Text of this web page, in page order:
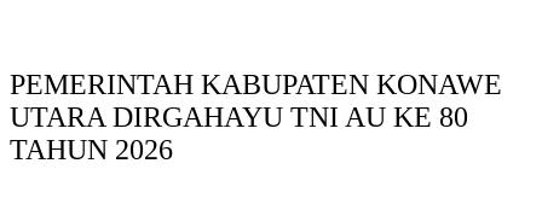
PEMERINTAH KABUPATEN KONAWE
UTARA DIRGAHAYU TNI AU KE 80
TAHUN 2026